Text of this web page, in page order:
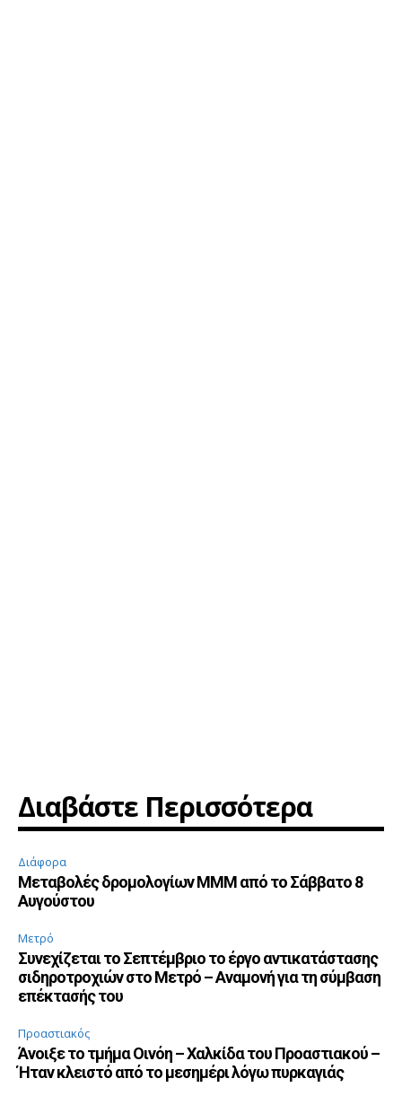
Διαβάστε Περισσότερα
Διάφορα
Μεταβολές δρομολογίων ΜΜΜ από το Σάββατο 8
Αυγούστου
Μετρό
Συνεχίζεται το Σεπτέμβριο το έργο αντικατάστασης
σιδηροτροχιών στο Μετρό – Αναμονή για τη σύμβαση
επέκτασής του
Προαστιακός
Άνοιξε το τμήμα Οινόη – Χαλκίδα του Προαστιακού –
Ήταν κλειστό από το μεσημέρι λόγω πυρκαγιάς